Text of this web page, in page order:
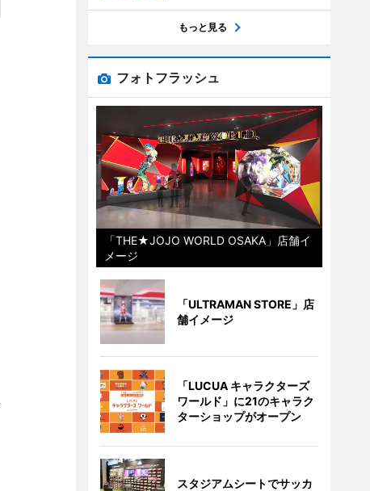
もっと見る
フォトフラッシュ
「THE★JOJO WORLD OSAKA」店舗イ
メージ
「ULTRAMAN STORE」店
舗イメージ
「LUCUA キャラクターズ
ワールド」に21のキャラク
ターショップがオープン
スタジアムシートでサッカ